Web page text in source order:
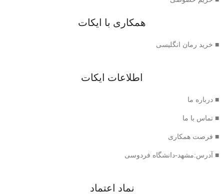
همکاری با ایکات
■ خرید رمان انگلیسی
اطلاعات ایکات
■ درباره ما
■ تماس با ما
■ فرصت همکاری
■ آدرس:مشهد-دانشگاه فردوسی
نماد اعتماد